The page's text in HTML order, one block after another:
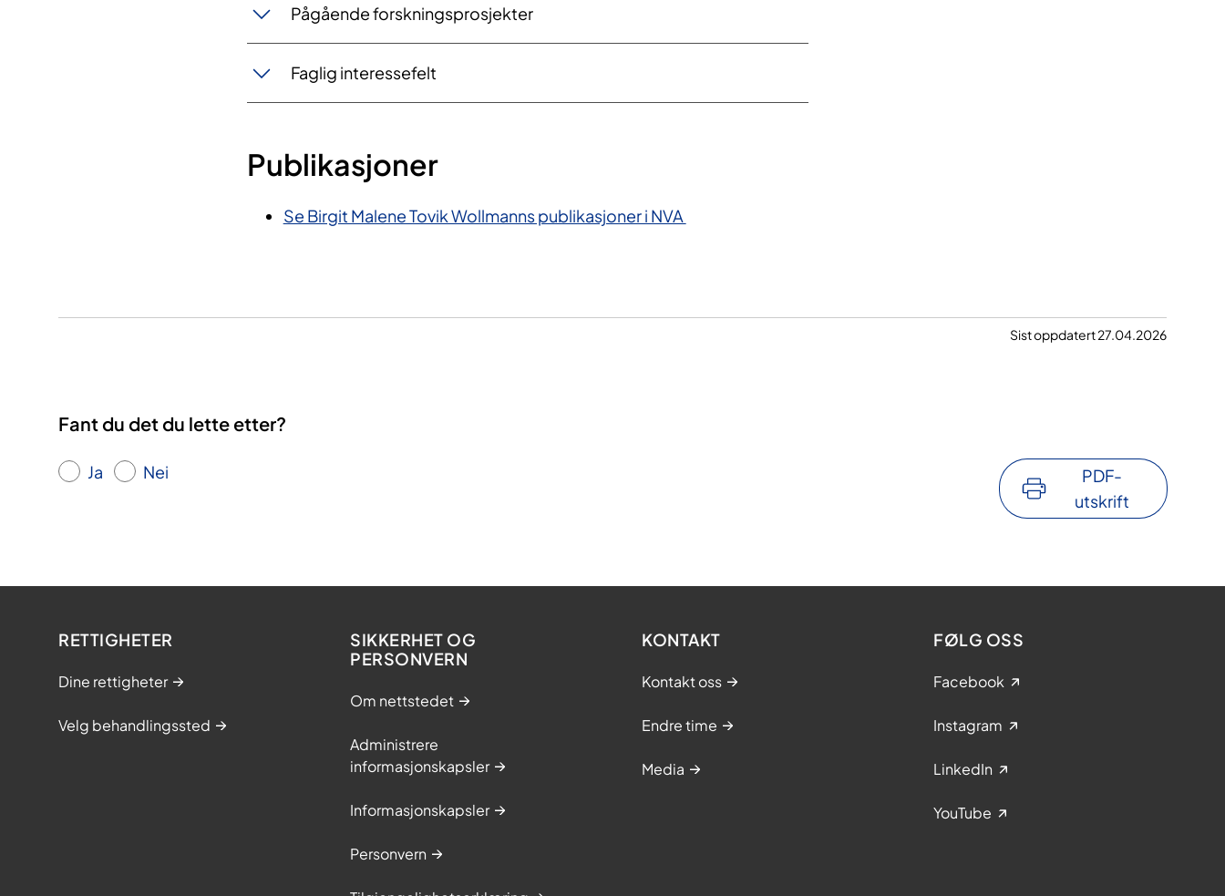
Pågående forskningsprosjekter
Faglig interessefelt
Publikasjoner
Se Birgit Malene Tovik Wollmanns publikasjoner i NVA
Sist oppdatert 27.04.2026
Fant du det du lette etter?
Ja Nei
PDF-
utskrift
RETTIGHETER
Dine rettigheter
Velg behandlingssted
SIKKERHET OG
PERSONVERN
Om nettstedet
Administrere
informasjonskapsler
Informasjonskapsler
Personvern
KONTAKT
Kontakt oss
Endre time
Media
FØLG OSS
Facebook
Instagram
LinkedIn
YouTube